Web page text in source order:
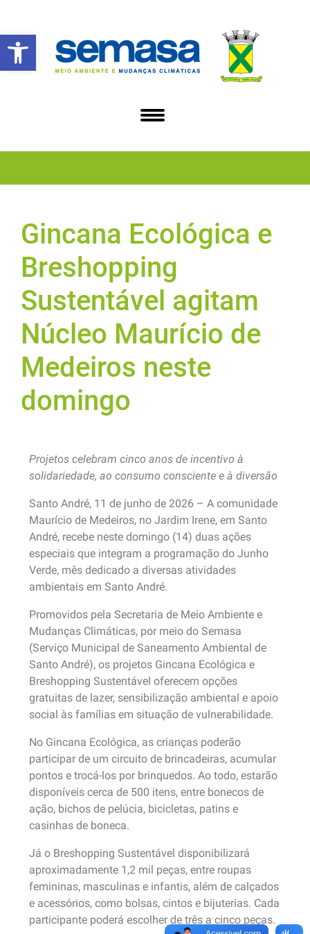
Abrir a barra de ferramentas
Gincana Ecológica e
Breshopping
Sustentável agitam
Núcleo Maurício de
Medeiros neste
domingo
Projetos celebram cinco anos de incentivo à
solidariedade, ao consumo consciente e à diversão
Santo André, 11 de junho de 2026 – A comunidade
Maurício de Medeiros, no Jardim Irene, em Santo
André, recebe neste domingo (14) duas ações
especiais que integram a programação do Junho
Verde, mês dedicado a diversas atividades
ambientais em Santo André.
Promovidos pela Secretaria de Meio Ambiente e
Mudanças Climáticas, por meio do Semasa
(Serviço Municipal de Saneamento Ambiental de
Santo André), os projetos Gincana Ecológica e
Breshopping Sustentável oferecem opções
gratuitas de lazer, sensibilização ambiental e apoio
social às famílias em situação de vulnerabilidade.
No Gincana Ecológica, as crianças poderão
participar de um circuito de brincadeiras, acumular
pontos e trocá-los por brinquedos. Ao todo, estarão
disponíveis cerca de 500 itens, entre bonecos de
ação, bichos de pelúcia, bicicletas, patins e
casinhas de boneca.
Já o Breshopping Sustentável disponibilizará
aproximadamente 1,2 mil peças, entre roupas
femininas, masculinas e infantis, além de calçados
e acessórios, como bolsas, cintos e bijuterias. Cada
participante poderá escolher de três a cinco peças.